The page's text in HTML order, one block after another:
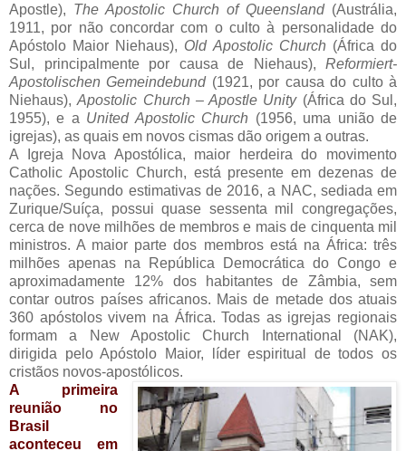
Apostle), The Apostolic Church of Queensland(Austrália,
1911, por não concordar com o culto à personalidade do
Apóstolo Maior Niehaus), Old Apostolic Church (África do
Sul, principalmente por causa de Niehaus), Reformiert-
Apostolischen Gemeindebund(1921, por causa do culto à
Niehaus),Apostolic Church – Apostle Unity(África do Sul,
1955), e a United Apostolic Church (1956, uma união de
igrejas), as quais em novos cismas dão origem a outras.
A Igreja Nova Apostólica, maior herdeira do movimento
Catholic Apostolic Church, está presente em dezenas de
nações. Segundo estimativas de 2016, a NAC, sediada em
Zurique/Suíça, possui quase sessenta mil congregações,
cerca de nove milhões de membros e mais de cinquenta mil
ministros. A maior parte dos membros está na África: três
milhões apenas na República Democrática do Congo e
aproximadamente 12% dos habitantes de Zâmbia, sem
contar outros países africanos. Mais de metade dos atuais
360 apóstolos vivem na África. Todas as igrejas regionais
formam a New Apostolic Church International (NAK),
dirigida pelo Apóstolo Maior, líder espiritual de todos os
cristãos novos-apostólicos.
A primeira
reunião no
Brasil
aconteceu em